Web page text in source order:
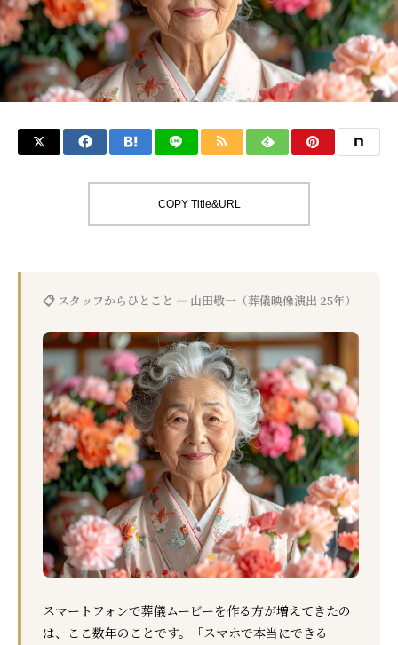
COPY Title&URL
📋 スタッフからひとこと — 山田敬一（葬儀映像演出 25年）
スマートフォンで葬儀ムービーを作る方が増えてきたの
は、ここ数年のことです。「スマホで本当にできる